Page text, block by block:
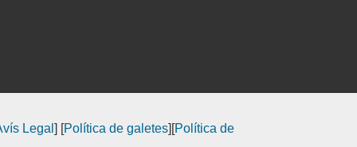
Legal ] [Política de galetes][Política de